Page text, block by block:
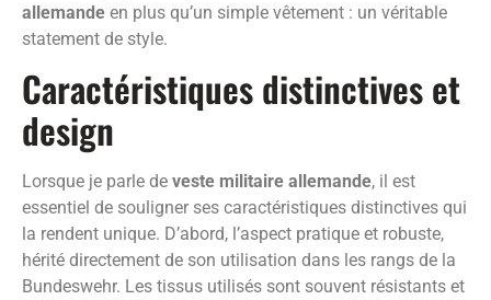
allemande en plus qu’un simple vêtement : un véritable
statement de style.
Caractéristiques distinctives et
design
Lorsque je parle de veste militaire allemande, il est
essentiel de souligner ses caractéristiques distinctives qui
la rendent unique. D’abord, l’aspect pratique et robuste,
hérité directement de son utilisation dans les rangs de la
Bundeswehr. Les tissus utilisés sont souvent résistants et